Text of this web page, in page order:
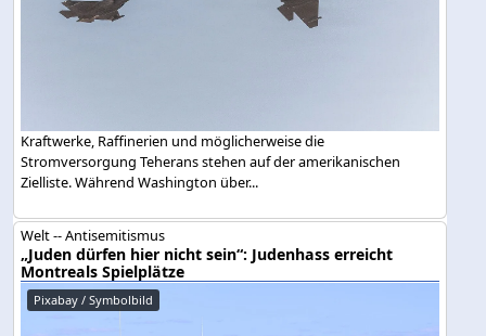
Kraftwerke, Raffinerien und möglicherweise die
Stromversorgung Teherans stehen auf der amerikanischen
Zielliste. Während Washington über...
Welt -- Antisemitismus
„Juden dürfen hier nicht sein“: Judenhass erreicht
Montreals Spielplätze
Pixabay / Symbolbild